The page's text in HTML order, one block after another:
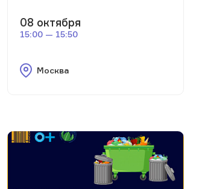
08 октября
15:00 — 15:50
Москва